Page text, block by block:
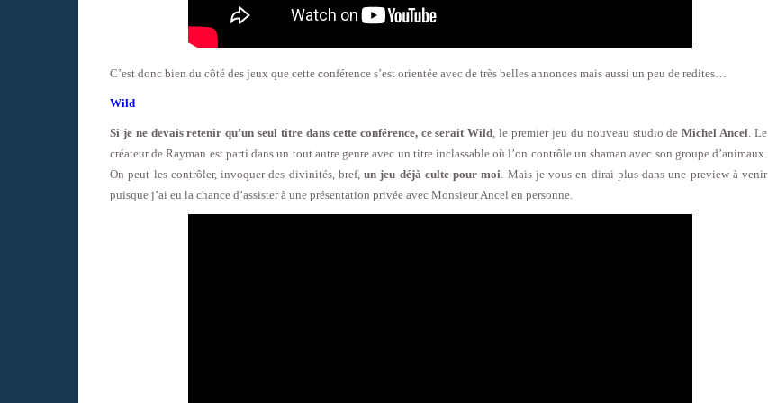
C’est donc bien du côté des jeux que cette conférence s’est orientée avec de très belles annonces mais aussi un peu de redites…
Wild
Si je ne devais retenir qu’un seul titre dans cette conférence, ce serait Wild , le premier jeu du nouveau studio deMichel Ancel . Le
créateur de Rayman est parti dans un tout autre genre avec un titre inclassable où l’on contrôle un shaman avec son groupe d’animaux.
On peut les contrôler, invoquer des divinités, bref, un jeu déjà culte pour moi . Mais je vous en dirai plus dans une preview à venir
puisque j’ai eu la chance d’assister à une présentation privée avec Monsieur Ancel en personne.